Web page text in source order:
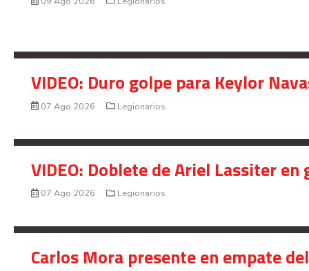
VIDEO: Duro golpe para Keylor
07 Ago 2026 Legionarios
VIDEO: Doblete de Ariel Lassiter
07 Ago 2026 Legionarios
Carlos Mora presente en empate